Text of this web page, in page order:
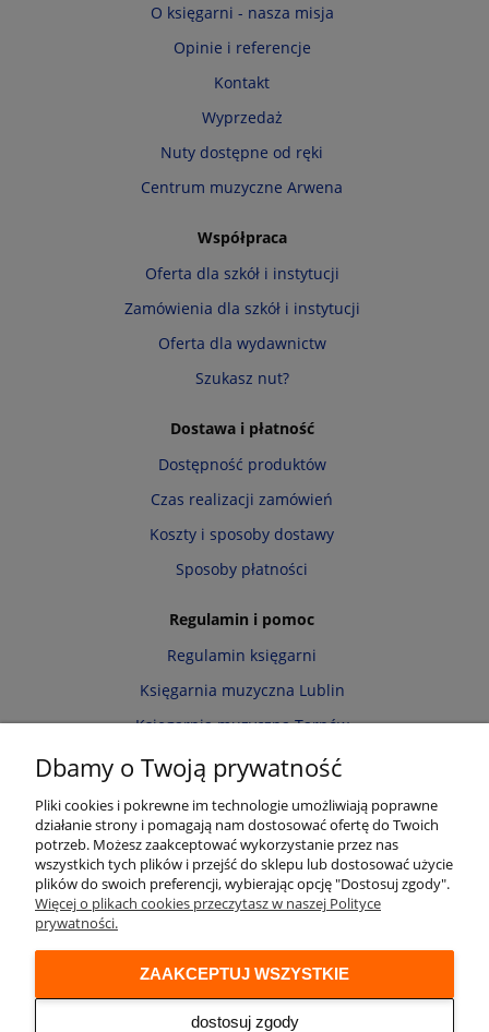
O księgarni - nasza misja
Opinie i referencje
Kontakt
Wyprzedaż
Nuty dostępne od ręki
Centrum muzyczne Arwena
Współpraca
Oferta dla szkół i instytucji
Zamówienia dla szkół i instytucji
Oferta dla wydawnictw
Szukasz nut?
Dostawa i płatność
Dostępność produktów
Czas realizacji zamówień
Koszty i sposoby dostawy
Sposoby płatności
Regulamin i pomoc
Regulamin księgarni
Księgarnia muzyczna Lublin
Księgarnia muzyczna Tarnów
Informacja o cookies
Zwroty i reklamacje
Moje konto
Twoje zamówienia
Przechowalnia
Ustawienia konta
Audio online
Dbamy o Twoją prywatność
Pliki cookies i pokrewne im technologie umożliwiają poprawne
działanie strony i pomagają nam dostosować ofertę do Twoich
potrzeb. Możesz zaakceptować wykorzystanie przez nas
wszystkich tych plików i przejść do sklepu lub dostosować użycie
plików do swoich preferencji, wybierając opcję "Dostosuj zgody".
Więcej o plikach cookies przeczytasz w naszej Polityce
prywatności.
dostosuj zgody
ZAAKCEPTUJ WSZYSTKIE